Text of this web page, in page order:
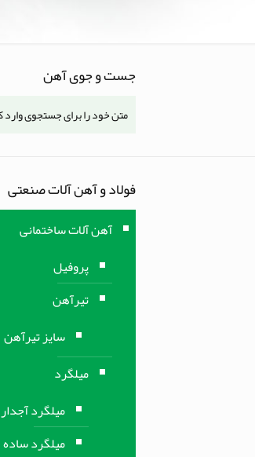
جست و جوی آهن
فولاد و آهن آلات صنعتی
آهن آلات ساختمانی
پروفیل
تیرآهن
سایز تیرآهن
میلگرد
میلگرد آجدار
میلگرد ساده